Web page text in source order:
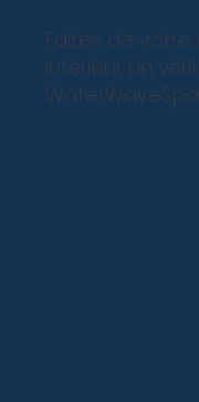
Faites de
intérieur un